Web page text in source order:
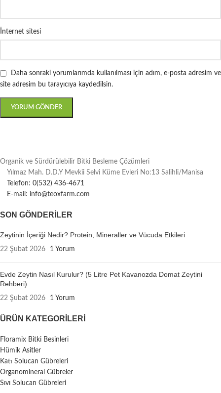
İnternet sitesi
Daha sonraki yorumlarımda kullanılması için adım, e-posta adresim ve
site adresim bu tarayıcıya kaydedilsin.
Organik ve Sürdürülebilir Bitki Besleme Çözümleri
Yılmaz Mah. D.D.Y Mevkii Selvi Küme Evleri No:13 Salihli/Manisa
Telefon: 0(532) 436-4671
E-mail: info@teoxfarm.com
SON GÖNDERILER
Zeytinin İçeriği Nedir? Protein, Mineraller ve Vücuda Etkileri
22 Şubat 2026 1 Yorum
Evde Zeytin Nasıl Kurulur? (5 Litre Pet Kavanozda Domat Zeytini
Rehberi)
22 Şubat 2026 1 Yorum
ÜRÜN KATEGORILERI
Floramix Bitki Besinleri
Hümik Asitler
Katı Solucan Gübreleri
Organomineral Gübreler
Sıvı Solucan Gübreleri